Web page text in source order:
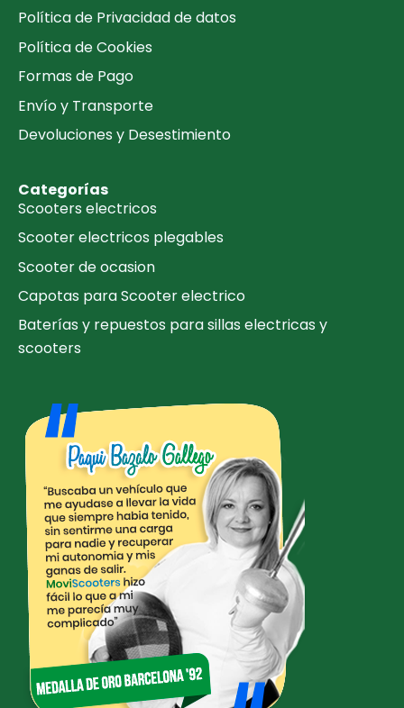
Política de Privacidad de datos
Política de Cookies
Formas de Pago
Envío y Transporte
Devoluciones y Desestimiento
Categorías
Scooters electricos
Scooter electricos plegables
Scooter de ocasion
Capotas para Scooter electrico
Baterías y repuestos para sillas electricas y
scooters